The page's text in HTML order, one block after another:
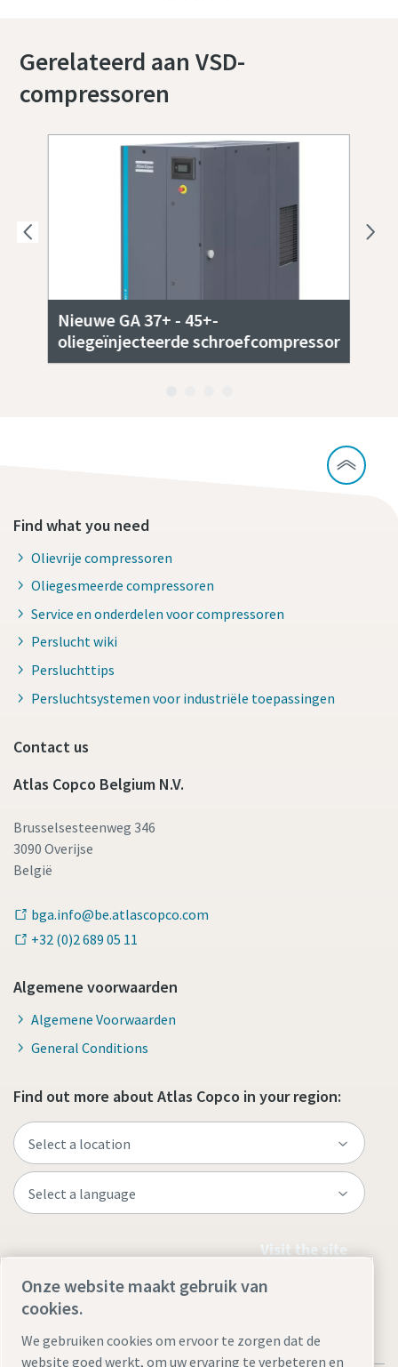
Gerelateerd aan VSD-
compressoren
Nieuwe GA 37+ - 45+-
oliegeïnjecteerde schroefcompressor
Find what you need
Olievrije compressoren
Oliegesmeerde compressoren
Service en onderdelen voor compressoren
Perslucht wiki
Persluchttips
Persluchtsystemen voor industriële toepassingen
Contact us
Atlas Copco Belgium N.V.
Brusselsesteenweg 346
3090 Overijse
België
bga.info@be.atlascopco.com
+32 (0)2 689 05 11
Algemene voorwaarden
Algemene Voorwaarden
General Conditions
Find out more about Atlas Copco in your region:
Visit the site
Onze website maakt gebruik van
cookies.
We gebruiken cookies om ervoor te zorgen dat de
website goed werkt, om uw ervaring te verbeteren en